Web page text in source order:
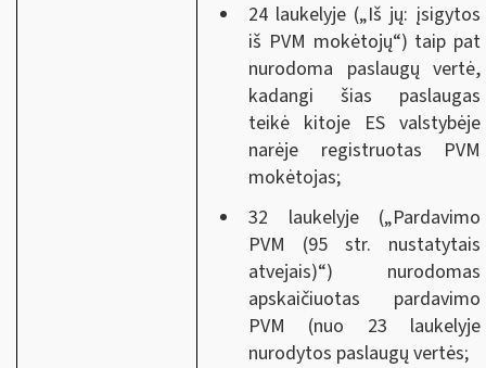
24 laukelyje („Iš jų: įsigytos
iš PVM mokėtojų“) taip pat
nurodoma paslaugų vertė,
kadangi šias paslaugas
teikė kitoje ES valstybėje
narėje registruotas PVM
mokėtojas;
32 laukelyje („Pardavimo
PVM (95 str. nustatytais
atvejais)“) nurodomas
apskaičiuotas pardavimo
PVM (nuo 23 laukelyje
nurodytos paslaugų vertės;